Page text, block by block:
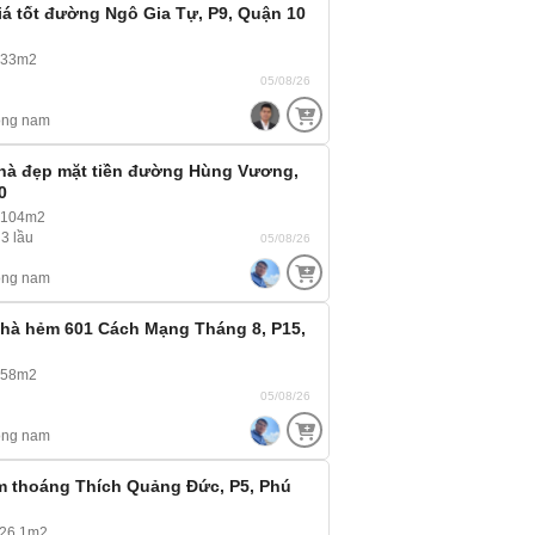
tốt đường Ngô Gia Tự, P9, Quận 10
nam
05/08/26
đẹp mặt tiền đường Hùng Vương,
lầu
nam
05/08/26
hẻm 601 Cách Mạng Tháng 8, P15,
nam
05/08/26
thoáng Thích Quảng Đức, P5, Phú